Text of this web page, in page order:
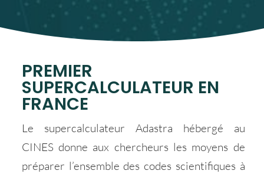
PREMIER
SUPERCALCULATEUR EN
FRANCE
Le supercalculateur Adastra hébergé au
CINES donne aux chercheurs les moyens de
préparer l’ensemble des codes scientifiques à